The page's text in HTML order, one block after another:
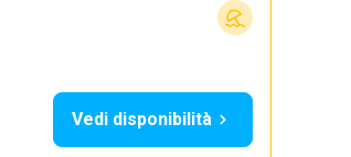
Vedi disponibilità